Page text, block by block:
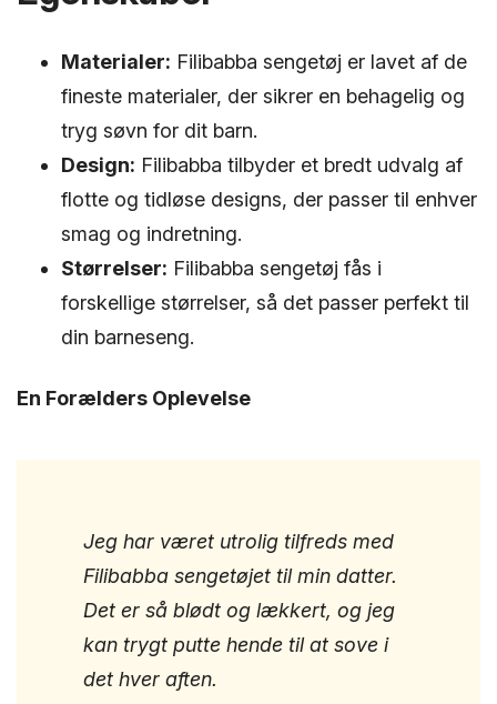
Materialer: Filibabba sengetøj er lavet af de
fineste materialer, der sikrer en behagelig og
tryg søvn for dit barn.
Design: Filibabba tilbyder et bredt udvalg af
flotte og tidløse designs, der passer til enhver
smag og indretning.
Størrelser: Filibabba sengetøj fås i
forskellige størrelser, så det passer perfekt til
din barneseng.
En Forælders Oplevelse
Jeg har været utrolig tilfreds med
Filibabba sengetøjet til min datter.
Det er så blødt og lækkert, og jeg
kan trygt putte hende til at sove i
det hver aften.